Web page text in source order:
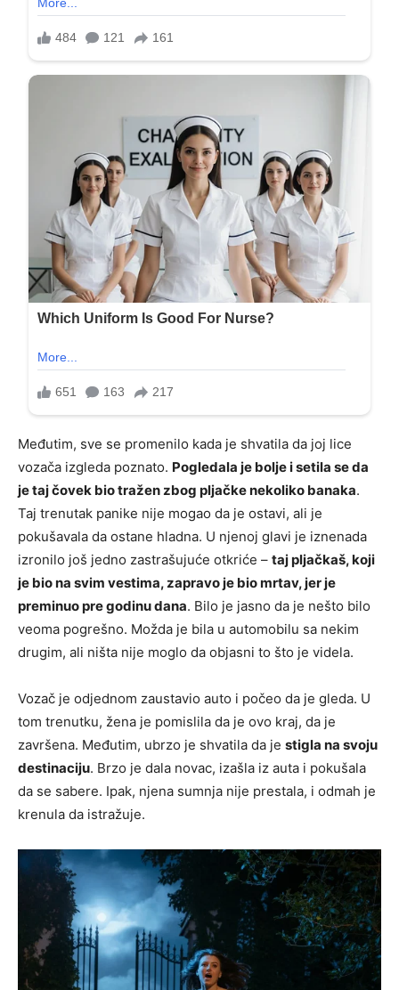
Međutim, sve se promenilo kada je shvatila da joj lice
vozača izgleda poznato. Pogledala je bolje i setila se da
je taj čovek bio tražen zbog pljačke nekoliko banaka.
Taj trenutak panike nije mogao da je ostavi, ali je
pokušavala da ostane hladna. U njenoj glavi je iznenada
izronilo još jedno zastrašujuće otkriće – taj pljačkaš, koji
je bio na svim vestima, zapravo je bio mrtav, jer je
preminuo pre godinu dana. Bilo je jasno da je nešto bilo
veoma pogrešno. Možda je bila u automobilu sa nekim
drugim, ali ništa nije moglo da objasni to što je videla.
Vozač je odjednom zaustavio auto i počeo da je gleda. U
tom trenutku, žena je pomislila da je ovo kraj, da je
završena. Međutim, ubrzo je shvatila da je stigla na svoju
destinaciju. Brzo je dala novac, izašla iz auta i pokušala
da se sabere. Ipak, njena sumnja nije prestala, i odmah je
krenula da istražuje.